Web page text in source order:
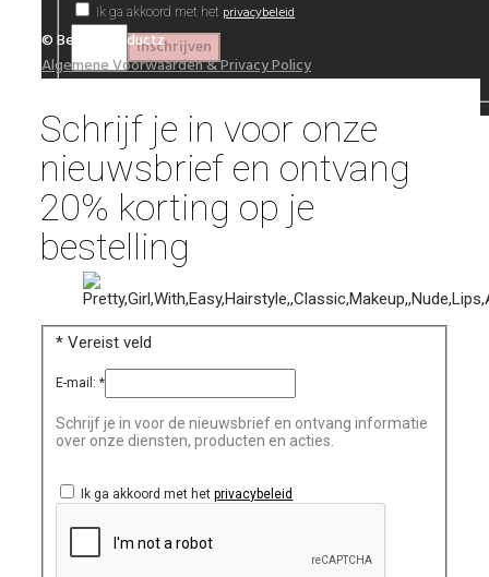
Ik ga akkoord met het privacybeleid
© Beautyproductz
Algemene Voorwaarden & Privacy Policy
Schrijf je in voor onze
nieuwsbrief en ontvang
20% korting op je
bestelling
* Vereist veld
E-mail:*
Schrijf je in voor de nieuwsbrief en ontvang informatie
over onze diensten, producten en acties.
Ik ga akkoord met hetprivacybeleid